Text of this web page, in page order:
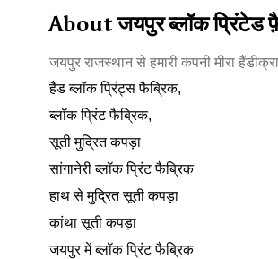
About जयपुर ब्लॉक प्रिंटेड
जयपुर राजस्थान से हमारी कंपनी मीरा
हैंड ब्लॉक प्रिंट्स फैब्रिक,
ब्लॉक प्रिंट फैब्रिक,
सूती मुद्रित कपड़ा
सांगानेरी ब्लॉक प्रिंट फैब्रिक
हाथ से मुद्रित सूती कपड़ा
कांथा सूती कपड़ा
जयपुर में ब्लॉक प्रिंट फैब्रिक